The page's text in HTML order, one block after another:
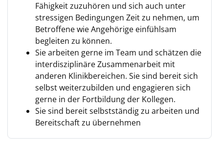
Fähigkeit zuzuhören und sich auch unter
stressigen Bedingungen Zeit zu nehmen, um
Betroffene wie Angehörige einfühlsam
begleiten zu können.
Sie arbeiten gerne im Team und schätzen die
interdisziplinäre Zusammenarbeit mit
anderen Klinikbereichen. Sie sind bereit sich
selbst weiterzubilden und engagieren sich
gerne in der Fortbildung der Kollegen.
Sie sind bereit selbstständig zu arbeiten und
Bereitschaft zu übernehmen